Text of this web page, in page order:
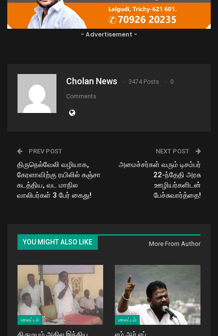
- Advertisement -
Cholan News 3474 Posts 0
Comments
PREV POST
திருநெல்வேலி வழியாக,
கேரளாவிற்கு ரயிலில் கஞ்சா
கடத்திய, வட மாநில
வாலிபர்கள் 3 பேர் கைது!
NEXT POST
அமைச்சர்கள் வரும் டிசம்பர்
22-ந்தேதி அரசு
ஊழியர்களிடன்
பேச்சுவார்த்தை!
YOU MIGHT ALSO LIKE More From Author
மாவட்டம் மாவட்டம்